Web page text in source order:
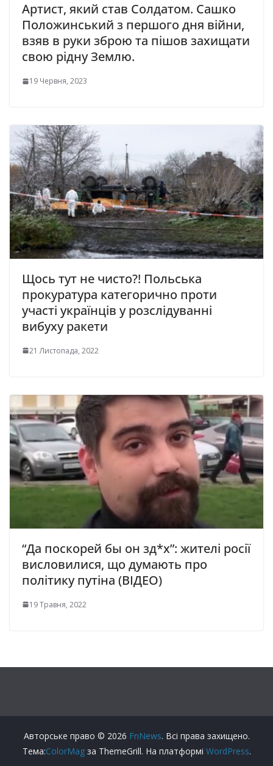
Артист, який став Солдатом. Сашко
Положинський з першого дня війни,
взяв в руки зброю та пішов захищати
свою рідну Землю.
19 Червня, 2023
Щось тут не чисто?! Польська
прокуратура категорично проти
участі українців у розслідуванні
вибуху ракети
21 Листопада, 2022
“Да поскорей бы он зд*х”: жителі росії
висловилися, що думають про
політику путіна (ВІДЕО)
19 Травня, 2022
Авторське право © 2026 FnNews. Всі права захищено.
Тема:ColorMagза ThemeGrill. На платформі WordPress.